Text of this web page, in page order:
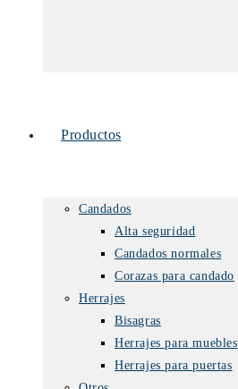
Productos
Candados
Alta seguridad
Candados normales
Corazas para candado
Herrajes
Bisagras
Herrajes para muebles
Herrajes para puertas